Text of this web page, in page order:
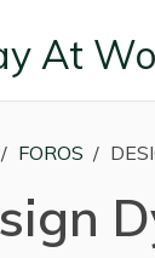
FOROS